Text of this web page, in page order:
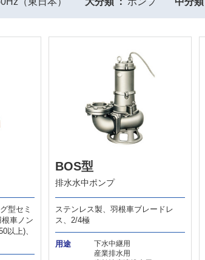
型セミ
車ノン
以上)、
BOS型
排水水中ポンプ
ステンレス製、羽根車ブレードレ
ス、2/4極
用途
下水中継用
産業排水用